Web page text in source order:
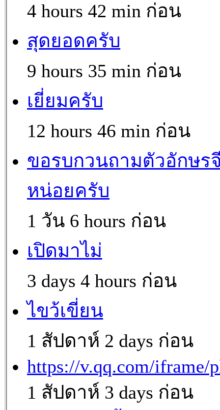
4 hours 42 min ก่อน
สุดยอดครับ
9 hours 35 min ก่อน
เยี่ยมครับ
12 hours 46 min ก่อน
ขอรบกวนถามตัวอักษร
หน่อยครับ
1 วัน 6 hours ก่อน
เปิดมาไม่
3 days 4 hours ก่อน
ไขว้เขี่ยน
1 สัปดาห์ 2 days ก่อน
https://v.qq.com/iframe/
1 สัปดาห์ 3 days ก่อน